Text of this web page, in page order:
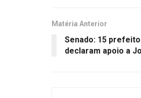
Matéria Anterior
Senado: 15
declaram apoio a